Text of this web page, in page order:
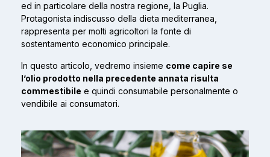
ed in particolare della nostra regione, la Puglia.
Protagonista indiscusso della dieta mediterranea,
rappresenta per molti agricoltori la fonte di
sostentamento economico principale.
In questo articolo, vedremo insieme come capire se
l’olio prodotto nella precedente annata risulta
commestibile e quindi consumabile personalmente o
vendibile ai consumatori.